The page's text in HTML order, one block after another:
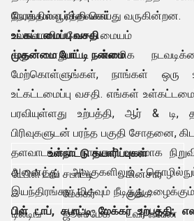
நேரத்தில் பூர்த்தி செய்து வருகின்றன.
முதன்மை போட்டி நன்மை
நியாயமான விலைகள்
உலகளாவிய சேவை மையம்
உட்கட்டமைப்பு வசதி
க்கு மாறுபட்ட வணிக
மேற்கொள்ளுங்கள், நாங்கள் ஒரு
உட்கட்டமைப்பு வசதி. எங்கள்
பரவியுள்ளது உற்பத்தி, ஆர் & டி,
பிரிவுகளுடன் பரந்த பகுதி சோதனை,
தளவாடங்கள். நாங்கள் உயரமாக
அனைத்து அலகுகளிலும்
இயந்திரங்கள் மிகவும் நீடித்து
பிள் டாப், சபாட்டி மேக்கர் உற்பத்தி,
உள்நாட்டு தயாரிப்புகள்
டேபிள் டாப் சபாட்டி
மேக்கர்
மின்சார
குக்க
டில்டிங்
ஜூஸ் மேக் டவர் ஃபேன்